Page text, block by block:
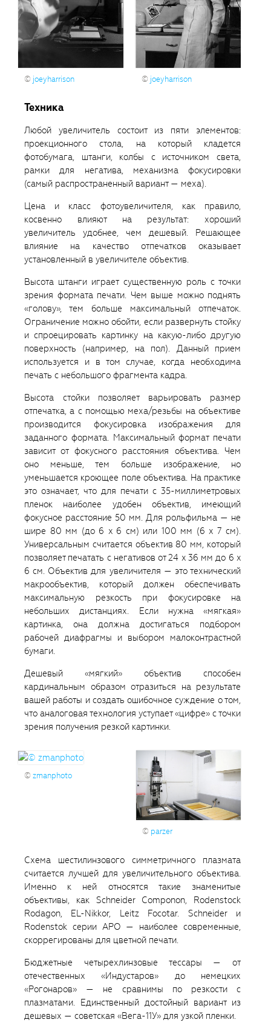
© joeyharrison © joeyharrison
Техника
Любой увеличитель состоит из пяти элементов:
проекционного стола, на который кладется
фотобумага, штанги, колбы с источником света,
рамки для негатива, механизма фокусировки
(самый распространенный вариант — меха).
Цена и класс фотоувеличителя, как правило,
косвенно влияют на результат: хороший
увеличитель удобнее, чем дешевый. Решающее
влияние на качество отпечатков оказывает
установленный в увеличителе объектив.
Высота штанги играет существенную роль с точки
зрения формата печати. Чем выше можно поднять
«голову», тем больше максимальный отпечаток.
Ограничение можно обойти, если развернуть стойку
и спроецировать картинку на какую-либо другую
поверхность (например, на пол). Данный прием
используется и в том случае, когда необходима
печать с небольшого фрагмента кадра.
Высота стойки позволяет варьировать размер
отпечатка, а с помощью меха/резьбы на объективе
производится фокусировка изображения для
заданного формата. Максимальный формат печати
зависит от фокусного расстояния объектива. Чем
оно меньше, тем больше изображение, но
уменьшается кроющее поле объектива. На практике
это означает, что для печати с 35-миллиметровых
пленок наиболее удобен объектив, имеющий
фокусное расстояние 50 мм. Для рольфильма — не
шире 80 мм (до 6 x 6 см) или 100 мм (6 x 7 см).
Универсальным считается объектив 80 мм, который
позволяет печатать с негативов от 24 x 36 мм до 6 x
6 см. Объектив для увеличителя — это технический
макрообъектив, который должен обеспечивать
максимальную резкость при фокусировке на
небольших дистанциях. Если нужна «мягкая»
картинка, она должна достигаться подбором
рабочей диафрагмы и выбором малоконтрастной
бумаги.
Дешевый «мягкий» объектив способен
кардинальным образом отразиться на результате
вашей работы и создать ошибочное суждение о том,
что аналоговая технология уступает «цифре» с точки
зрения получения резкой картинки.
© zmanphoto
© parzer
Схема шестилинзового симметричного плазмата
считается лучшей для увеличительного объектива.
Именно к ней относятся такие знаменитые
объективы, как Schneider Componon, Rodenstock
Rodagon, EL-Nikkor, Leitz Focotar. Schneider и
Rodenstok серии APO — наиболее современные,
скоррегированы для цветной печати.
Бюджетные четырехлинзовые тессары — от
отечественных «Индустаров» до немецких
«Рогонаров» — не сравнимы по резкости с
плазматами. Единственный достойный вариант из
дешевых — советская «Вега-11У» для узкой пленки.